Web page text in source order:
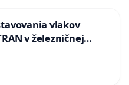
vlakov
v železničnej